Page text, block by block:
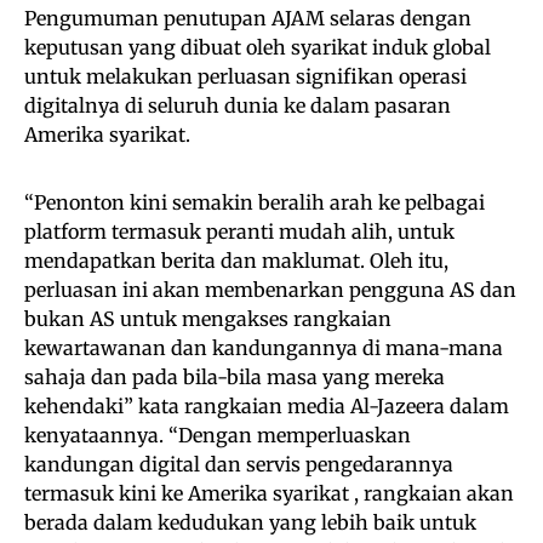
Pengumuman penutupan AJAM selaras dengan
keputusan yang dibuat oleh syarikat induk global
untuk melakukan perluasan signifikan operasi
digitalnya di seluruh dunia ke dalam pasaran
Amerika syarikat.
“Penonton kini semakin beralih arah ke pelbagai
platform termasuk peranti mudah alih, untuk
mendapatkan berita dan maklumat. Oleh itu,
perluasan ini akan membenarkan pengguna AS dan
bukan AS untuk mengakses rangkaian
kewartawanan dan kandungannya di mana-mana
sahaja dan pada bila-bila masa yang mereka
kehendaki” kata rangkaian media Al-Jazeera dalam
kenyataannya. “Dengan memperluaskan
kandungan digital dan servis pengedarannya
termasuk kini ke Amerika syarikat , rangkaian akan
berada dalam kedudukan yang lebih baik untuk